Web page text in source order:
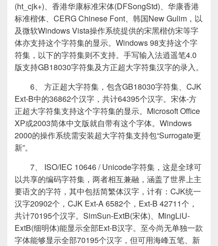
(ht_cjk+)、香港华康标准宋体(DFSongStd)、华康香港
标准楷体、CERG Chinese Font、韩国New Gulim，以
及微软Windows Vista操作系统提供的宋黑楷仿宋等字
体亦支持这个字符集的显示。Windows 98支持这个字
符集，以下的字符集则不支持。手写输入法逍遥笔4.0
版支持GB18030字符集及方正超大字符集汉字的录入。
6、 方正超大字符集，包含GB18030字符集、CJK
Ext-B中的36862个汉字，共计64395个汉字。宋体-方
正超大字符集支持这个字符集的显示。Microsoft Office
XP或2003简体中文版就自带有这个字体。Windows
2000的操作系统需安装超大字符集支持包“Surrogate更
新”。
7、 ISO/IEC 10646 / Unicode字符集，这是全球可
以共享的编码字符集，两者相互兼融，涵盖了世界上主
要语文的字符，其中包括简繁体汉字，计有：CJK统一
汉字20902个，CJK Ext-A 6582个，Ext-B 42711个，
共计70195个汉字。SimSun-ExtB(宋体)、MingLiU-
ExtB(细明体)能显示全部Ext-B汉字。至今尚无单独一款
字体能够显示全部70195个汉字，但可用海峰五笔、新